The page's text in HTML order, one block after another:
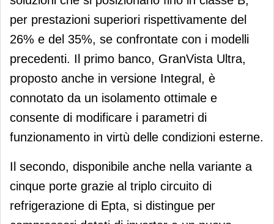
per prestazioni superiori rispettivamente del
26% e del 35%, se confrontate con i modelli
precedenti. Il primo banco, GranVista Ultra,
proposto anche in versione Integral, è
connotato da un isolamento ottimale e
consente di modificare i parametri di
funzionamento in virtù delle condizioni esterne.
Il secondo, disponibile anche nella variante a
cinque porte grazie al triplo circuito di
refrigerazione di Epta, si distingue per